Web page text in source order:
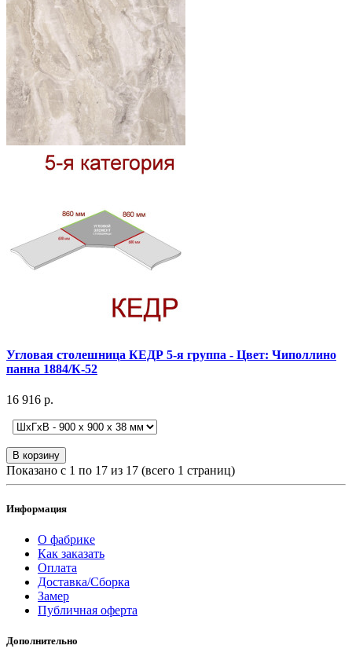
Угловая столешница КЕДР 5-я группа - Цвет: Чиполлино
панна 1884/К-52
16 916 р.
В корзину
Показано с 1 по 17 из 17 (всего 1 страниц)
Информация
О фабрике
Как заказать
Оплата
Доставка/Сборка
Замер
Публичная оферта
Дополнительно